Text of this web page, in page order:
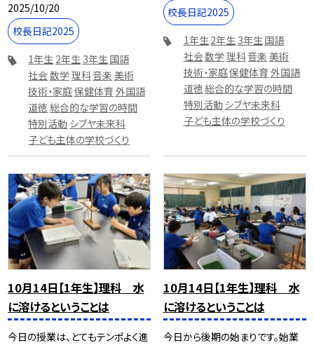
2025/10/20
校長日記2025
1年生 2年生 3年生 国語
社会数学 理科音楽 美術
技術・家庭保健体育 外国語
道徳 総合的な学習の時間
特別活動 シブヤ未来科
子ども主体の学校づくり
校長日記2025
1年生 2年生 3年生 国語
社会数学 理科音楽 美術
技術・家庭保健体育 外国語
道徳総合的な学習の時間
特別活動シブヤ未来科
子ども主体の学校づくり
10月14日【1年生】理科 水
に溶けるということは
今日の授業は、とてもテンポよく進
10月14日【1年生】理科 水
に溶けるということは
今日から後期の始まりです。始業